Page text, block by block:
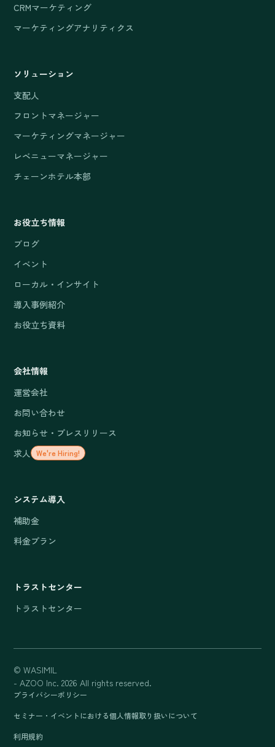
CRMマーケティング
マーケティングアナリティクス
ソリューション
支配人
フロントマネージャー
マーケティングマネージャー
レベニューマネージャー
チェーンホテル本部
お役立ち情報
ブログ
イベント
ローカル・インサイト
導入事例紹介
お役立ち資料
会社情報
運営会社
お問い合わせ
お知らせ・プレスリリース
求人 We're Hiring!
システム導入
補助金
料金プラン
トラストセンター
トラストセンター
© WASIMIL
- AZOO Inc. 2026 All rights reserved.
プライバシーポリシー
セミナー・イベントにおける個人情報取り扱いについて
利用規約